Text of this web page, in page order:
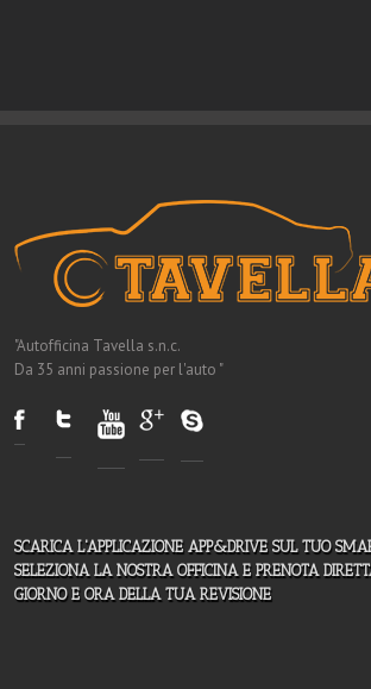
"Autofficina Tavella s.n.c.
Da 35 anni passione per l'auto "
SCARICA L'APPLICAZIONE APP&DRIVE SUL TUO
SELEZIONA LA NOSTRA OFFICINA E PRENOTA
GIORNO E ORA DELLA TUA REVISIONE